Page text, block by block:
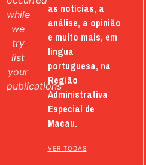
while
we
try
list
your
publications
as notícias, a
análise, a opinião
e muito mais, em
língua
portuguesa, na
Região
Administrativa
Especial de
Macau.
VER TODAS